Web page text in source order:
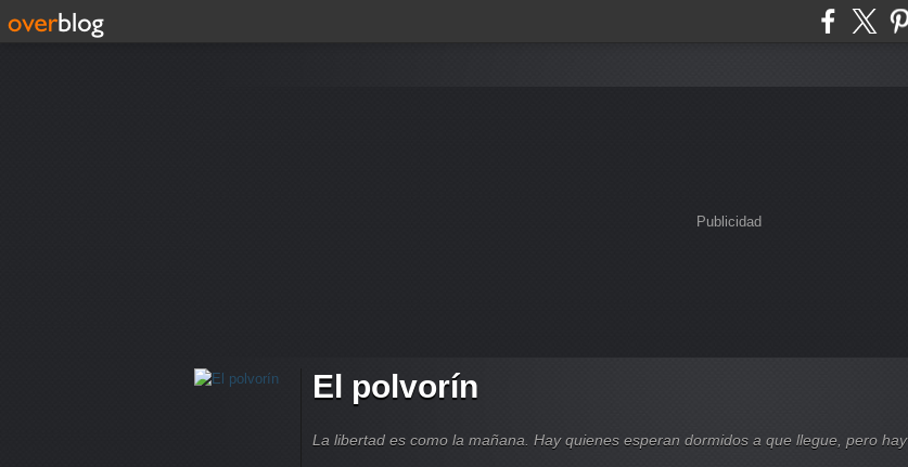
Publicidad
El polvorín
La libertad es como la mañana. Hay quienes esperan dormidos a que llegue, pero hay